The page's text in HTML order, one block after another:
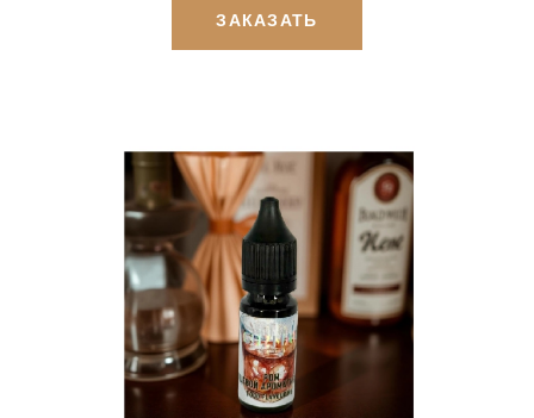
ЗАКАЗАТЬ